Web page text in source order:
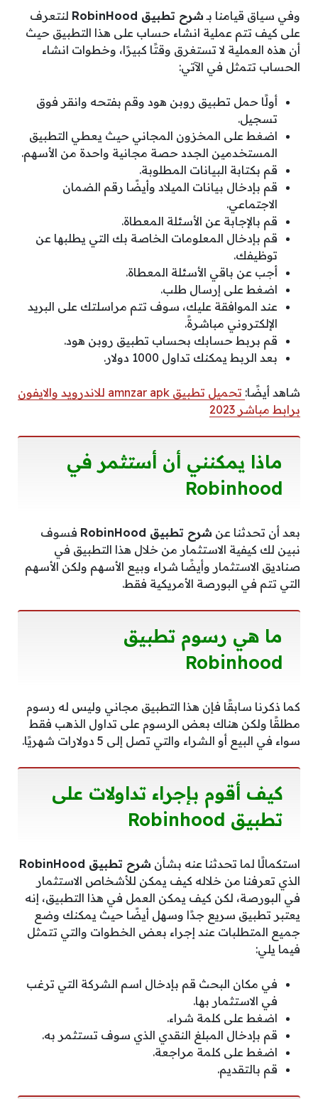
وفي سياق قيامنا بـ شرح تطبيق RobinHood
لنتعرف
على كيف تتم عملية انشاء حساب على هذا التطبيق حيث
أن هذه العملية لا تستغرق وقتًا كبيرًا، وخطوات انشاء
الحساب تتمثل في الآتي:
أولًا حمل تطبيق روبن هود وقم بفتحه وانقر فوق
تسجيل.
اضغط على المخزون المجاني حيث يعطي التطبيق
المستخدمين الجدد حصة مجانية واحدة من الأسهم.
قم بكتابة البيانات المطلوبة.
قم بإدخال بيانات الميلاد وأيضًا رقم الضمان
الاجتماعي.
قم بالإجابة عن الأسئلة المعطاة.
قم بإدخال المعلومات الخاصة بك التي يطلبها عن
توظيفك.
أجب عن باقي الأسئلة المعطاة.
اضغط على إرسال طلب.
عند الموافقة عليك، سوف تتم مراسلتك على البريد
الإلكتروني مباشرةً.
قم بربط حسابك بحساب تطبيق روبن هود.
بعد الربط يمكنك تداول 1000 دولار.
شاهد أيضًا:
تحميل تطبيق amnzar apk للاندرويد والايفون
برابط مباشر 2023
ماذا يمكنني أن أستثمر في
Robinhood
بعد أن تحدثنا عن شرح تطبيق RobinHood
فسوف
نبين لك كيفية الاستثمار من خلال هذا التطبيق في
صناديق الاستثمار وأيضًا شراء وبيع الأسهم ولكن الأسهم
التي تتم في البورصة الأمريكية فقط.
ما هي رسوم تطبيق
Robinhood
كما ذكرنا سابقًا فإن هذا التطبيق مجاني وليس له رسوم
مطلقًا ولكن هناك بعض الرسوم على تداول الذهب فقط
سواء في البيع أو الشراء والتي تصل إلى 5 دولارات شهريًا.
كيف أقوم بإجراء تداولات على
تطبيق Robinhood
استكمالًا لما تحدثنا عنه بشأن شرح تطبيق RobinHood
الذي تعرفنا من خلاله كيف يمكن للأشخاص الاستثمار
في البورصة، لكن كيف يمكن العمل في هذا التطبيق، إنه
يعتبر تطبيق سريع جدًا وسهل أيضًا حيث يمكنك وضع
جميع المتطلبات عند إجراء بعض الخطوات والتي تتمثل
فيما يلي:
في مكان البحث قم بإدخال اسم الشركة التي ترغب
في الاستثمار بها.
اضغط على كلمة شراء.
قم بإدخال المبلغ النقدي الذي سوف تستثمر به.
اضغط على كلمة مراجعة.
قم بالتقديم.